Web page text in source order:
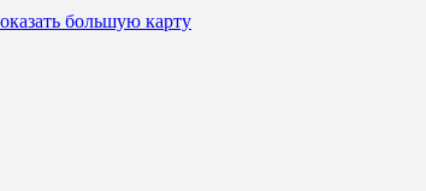
большую карту